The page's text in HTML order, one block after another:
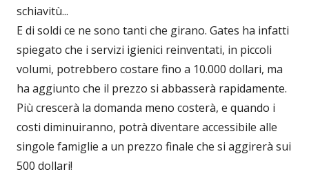
schiavitù...
E di soldi ce ne sono tanti che girano. Gates ha infatti
spiegato che i servizi igienici reinventati, in piccoli
volumi, potrebbero costare fino a 10.000 dollari, ma
ha aggiunto che il prezzo si abbasserà rapidamente.
Più crescerà la domanda meno costerà, e quando i
costi diminuiranno, potrà diventare accessibile alle
singole famiglie a un prezzo finale che si aggirerà sui
500 dollari!